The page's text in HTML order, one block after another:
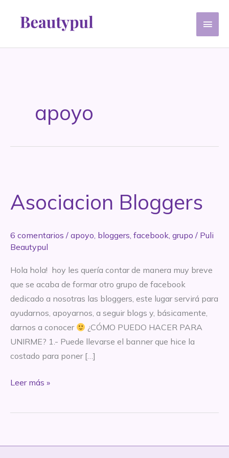
apoyo
Asociacion Bloggers
6 comentarios / apoyo bloggers facebook grupo / Puli
Beautypul
Hola hola! hoy les quería contar de manera muy breve
que se acaba de formar otro grupo de facebook
dedicado a nosotras las bloggers, este lugar servirá para
ayudarnos, apoyarnos, a seguir blogs y, básicamente,
darnos a conocer
¿CÓMO PUEDO HACER PARA
UNIRME? 1.- Puede llevarse el banner que hice la
costado para poner […]
Asociacion
Leer más »